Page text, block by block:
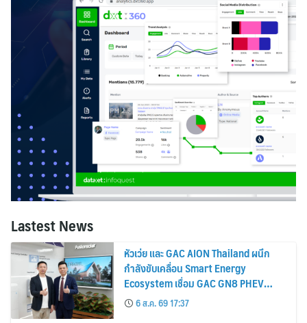
Lastest News
หัวเว่ย และ GAC AION Thailand ผนึก
กำลังขับเคลื่อน Smart Energy
Ecosystem เชื่อม GAC GN8 PHEV
รถยนต์ MPV ระดับพรีเมียม เข้ากับ
พลังงานแสงอาทิตย์ภายในบ้าน
6 ส.ค. 69 17:37